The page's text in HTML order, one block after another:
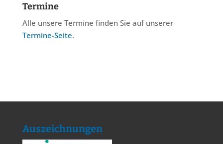
Termine
Alle unsere Termine finden Sie auf unserer
Termine-Seite.
Auszeichnungen